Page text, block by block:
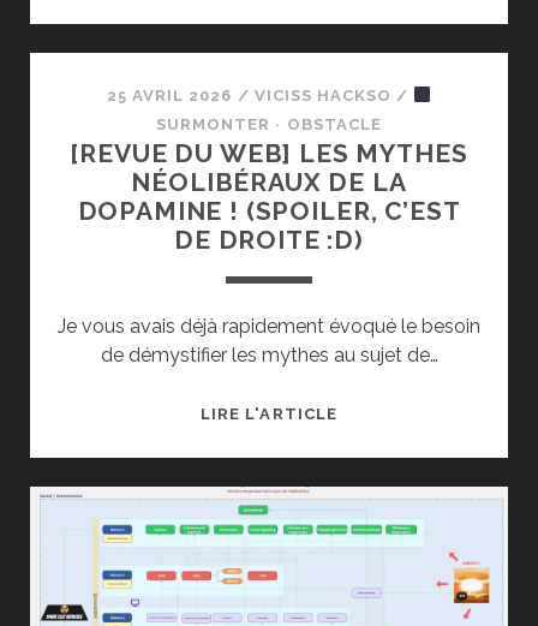
UN
MESSAGE
POLITIQUE
SANS
GÉNÉRER
DE
25 AVRIL 2026 / VICISS HACKSO /
SURMONTER · OBSTACLE
[REVUE DU WEB] LES MYTHES
NÉOLIBÉRAUX DE LA
DOPAMINE ! (SPOILER, C’EST
DE DROITE :D)
Je vous avais déjà rapidement évoqué le besoin
de démystifier les mythes au sujet de…
LIRE L'ARTICLE[REVUE
LES
MYTHES
NÉOLIBÉRAUX
DE
LA